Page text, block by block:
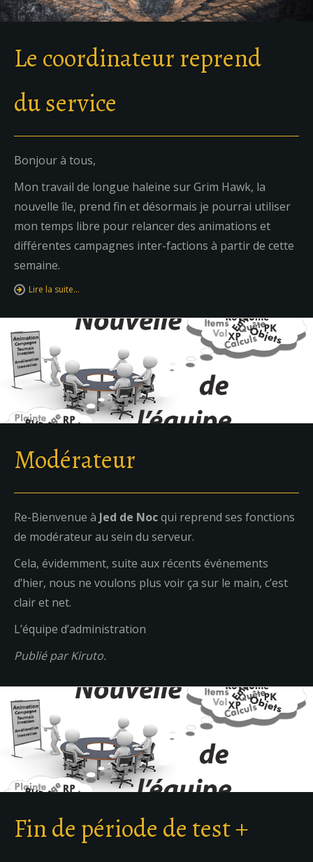
Le coordinateur reprend
du service
Bonjour à tous,
Mon travail de longue haleine sur Grim Hawk, la
nouvelle île, prend fin et désormais je pourrai utiliser
mon temps libre pour relancer des animations et
différentes campagnes inter-factions à partir de cette
semaine.
Lire la suite…
Modérateur
Re-Bienvenue à Jed de Nocqui reprend ses fonctions
de modérateur au sein du serveur.
Cela, évidemment, suite aux récents événements
d’hier, nous ne voulons plus voir ça sur le main, c’est
clair et net.
L’équipe d’administration
Publié par Kiruto.
Fin de période de test +